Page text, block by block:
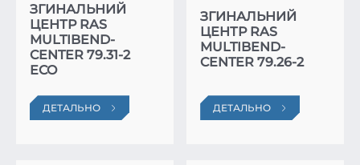
ЗГИНАЛЬНИЙ
ЦЕНТР RAS
MULTIBEND-
CENTER 79.31-2
ECO
ДЕТАЛЬНО
ЗГИНАЛЬНИЙ
ЦЕНТР RAS
MULTIBEND-
CENTER 79.26-2
ДЕТАЛЬНО